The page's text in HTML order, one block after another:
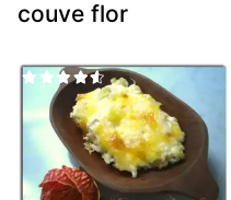
couve flor